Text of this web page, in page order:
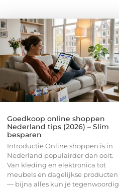
Goedkoop online shoppen
Nederland tips (2026) – Slim
besparen
Introductie Online shoppen is in
Nederland populairder dan ooit.
Van kleding en elektronica tot
meubels en dagelijkse producten
— bijna alles kun je tegenwoordig